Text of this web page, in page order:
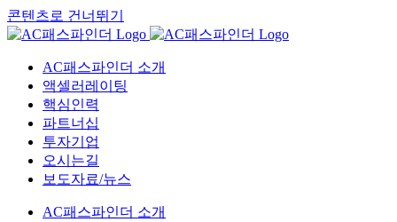
콘텐츠로 건너뛰기
AC패스파인더 소개
액셀러레이팅
핵심인력
파트너십
투자기업
오시는길
보도자료/뉴스
AC패스파인더 소개